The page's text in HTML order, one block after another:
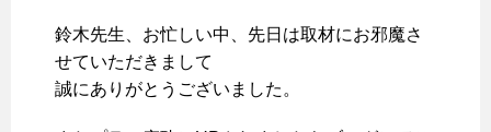
鈴木先生、お忙しい中、先日は取材にお邪魔さ
せていただきまして
誠にありがとうございました。